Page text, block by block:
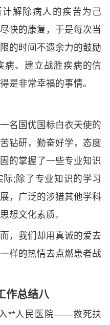
解除病人的疾苦为己
快的康复，于是每次当
的时间不遗余力的鼓励
病、建立战胜疾病的信
是非常幸福的事情。
名国优国标白衣天使的
钻研，勤奋好学，态度
的掌握了一些专业知识
;除了专业知识的学习
，广泛的涉猎其他学科
想文化素质。
，我们却用真诚的爱去
样的热情去点燃患者战
作总结八
**人民医院——救死扶